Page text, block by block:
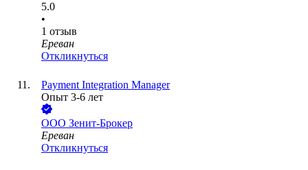
5.0
•
1 отзыв
Ереван
Откликнуться
Payment Integration Manager
Опыт 3-6 лет
ООО Зенит-Брокер
Ереван
Откликнуться